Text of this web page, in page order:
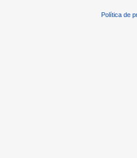
Política de